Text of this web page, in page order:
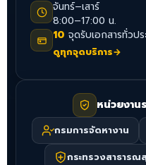
จันทร์–เสาร์
8:00–17:00 น.
10 จุดรับเอกสารทั่วปร
ดูทุกจุดบริการ→
หน่วยงาน
กรมการจัดหางาน
กระทรวงสาธารณ